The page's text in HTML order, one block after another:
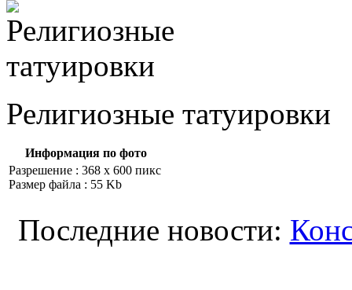
Религиозные тaтуировки
Информация по фото
Разрешение : 368 x 600 пикс
Размер файла : 55 Kb
Последние новости: